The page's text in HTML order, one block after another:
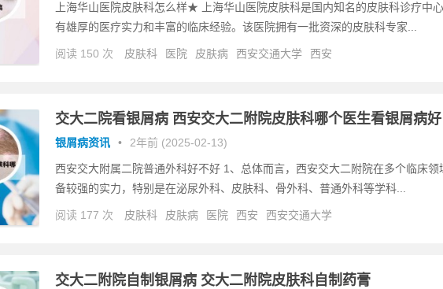
上海华山医院皮肤科怎么样★ 上海华山医院皮肤科是国内知名的皮肤科诊疗中
有雄厚的医疗实力和丰富的临床经验。该医院拥有一批资深的皮肤科专家...
阅读 150 次 皮肤科 医院 皮肤病 西安交通大学 西安
交大二院看银屑病 西安交大二附院皮肤科哪个医生看银屑病好
银屑病资讯 • 2年前 (2025-02-13)
西安交大附属二院普通外科好不好 1、总体而言，西安交大二附院在多个临床领
备较强的实力，特别是在泌尿外科、皮肤科、骨外科、普通外科等学科...
阅读 177 次 皮肤科 皮肤病 医院 西安 西安交通大学
交大二附院自制银屑病 交大二附院皮肤科自制药膏